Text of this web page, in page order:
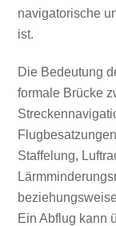
navigatorische
ist.
Die Bedeutung
formale Brücke
Staffelung,
Ein Abflug kann